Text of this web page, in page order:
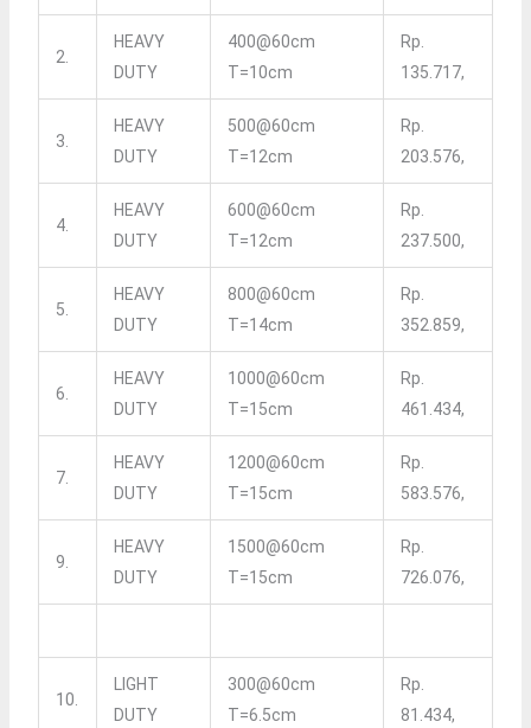
2.
HEAVY
DUTY
400@60cm
T=10cm
Rp.
135.717,
3.
HEAVY
DUTY
500@60cm
T=12cm
Rp.
203.576,
4.
HEAVY
DUTY
600@60cm
T=12cm
Rp.
237.500,
5.
HEAVY
DUTY
800@60cm
T=14cm
Rp.
352.859,
6.
HEAVY
DUTY
1000@60cm
T=15cm
Rp.
461.434,
7.
HEAVY
DUTY
1200@60cm
T=15cm
Rp.
583.576,
9.
HEAVY
DUTY
1500@60cm
T=15cm
Rp.
726.076,
10.
LIGHT
DUTY
300@60cm
T=6.5cm
Rp.
81.434,